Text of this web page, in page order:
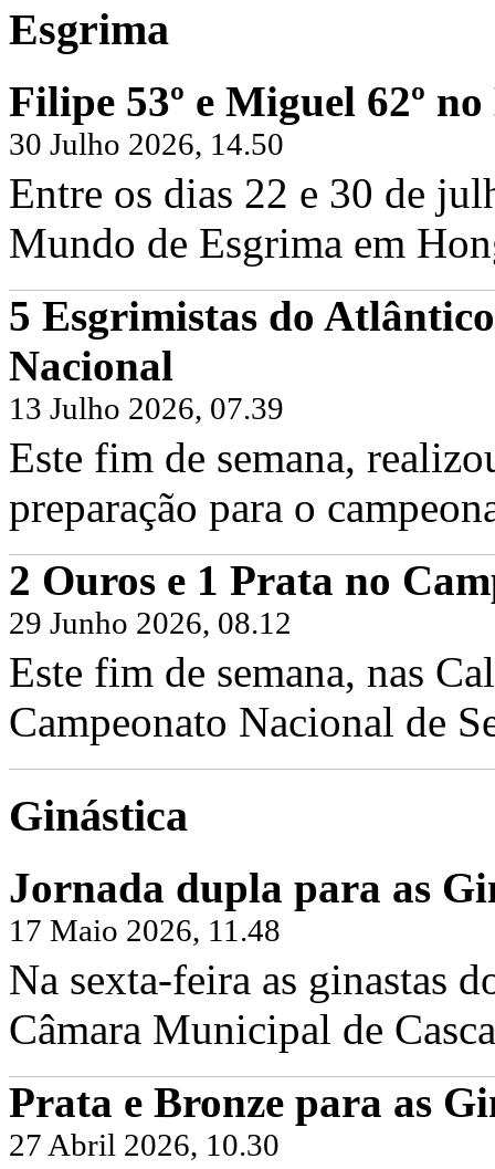
Frazão, juntamente com os...
Continuar...
Esgrima
Filipe 53º e Miguel 62º
30 Julho 2026, 14.50
Entre os dias 22 e 30 de
Mundo de Esgrima em
5 Esgrimistas do
Nacional
13 Julho 2026, 07.39
Este fim de semana,
preparação para o
2 Ouros e 1 Prata no
29 Junho 2026, 08.12
Este fim de semana, nas
Campeonato Nacional de
Ginástica
Jornada dupla para as
17 Maio 2026, 11.48
Na sexta-feira as ginastas
Câmara Municipal de
Prata e Bronze para as
27 Abril 2026, 10.30